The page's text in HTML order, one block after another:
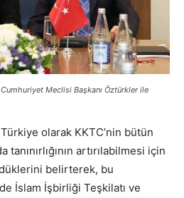
Meclisi Başkanı Öztürkler ile
olarak KKTC’nin bütün
artırılabilmesi için
belirterek, bu
İslam İşbirliği Teşkilatı ve